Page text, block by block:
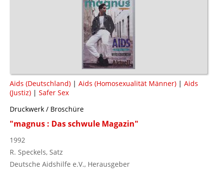
Aids (Deutschland) | Aids (Homosexualität Männer) | Aids
(Justiz) | Safer Sex
Druckwerk / Broschüre
"magnus : Das schwule Magazin"
1992
R. Speckels, Satz
Deutsche Aidshilfe e.V., Herausgeber